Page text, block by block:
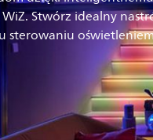
Stwórz idealny
sterowaniu